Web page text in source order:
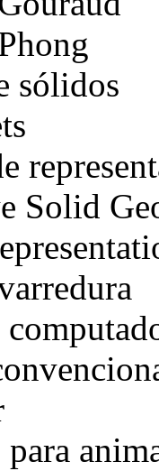
sólidos
Solid